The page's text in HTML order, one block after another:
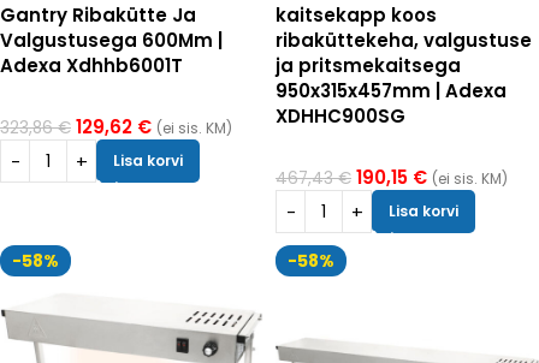
Gantry Ribakütte Ja
Valgustusega 600Mm |
Adexa Xdhhb6001T
323,86€ 129,62 € (ei sis. KM)
Lisa korvi
kaitsekapp koos
ribaküttekeha, valgustuse
ja pritsmekaitsega
950x315x457mm | Adexa
XDHHC900SG
467,43€ 190,15 € (ei sis. KM)
Lisa korvi
-58% -58%